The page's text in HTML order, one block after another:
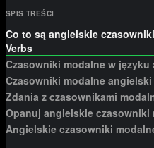
SPIS TREŚCI
Co to są angielskie
Verbs
Czasowniki modalne w języku
Czasowniki modalne
Zdania z czasownikami
Opanuj angielskie czasowniki
Angielskie czasowniki